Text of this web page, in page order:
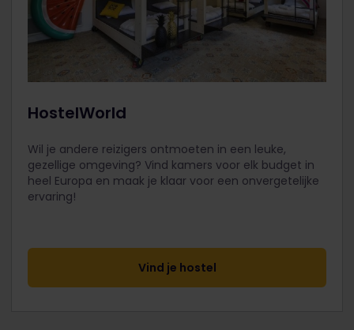
HostelWorld
Wil je andere reizigers ontmoeten in een leuke,
gezellige omgeving? Vind kamers voor elk budget in
heel Europa en maak je klaar voor een onvergetelijke
ervaring!
Vind je hostel